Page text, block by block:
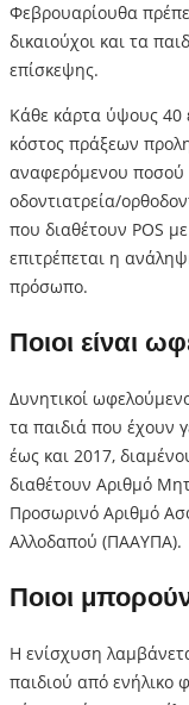
Φεβρουαρίουθα
δικαιούχοι και τα
επίσκεψης.
Κάθε κάρτα ύψους 40
κόστος πράξεων
αναφερόμενου ποσού
οδοντιατρεία/
που διαθέτουν POS
επιτρέπεται η
πρόσωπο.
Ποιοι είναι
Δυνητικοί
τα παιδιά που έχουν
έως και 2017,
διαθέτουν Αριθμό
Προσωρινό Αριθμό
Αλλοδαπού (ΠΑΑΥΠΑ).
Ποιοι
Η ενίσχυση
παιδιού από ενήλικο